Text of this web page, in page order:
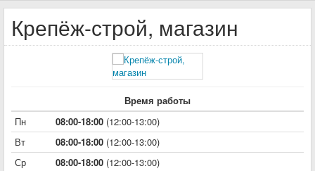
Крепёж-строй, магазин
Время работы
Пн
08:00-18:00 (12:00-13:00)
Вт
08:00-18:00 (12:00-13:00)
Ср
08:00-18:00 (12:00-13:00)